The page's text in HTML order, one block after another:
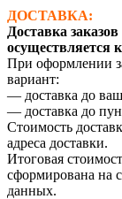
ДОСТАВКА:
Доставка
осуществляется
При оформлении
вариант:
— доставка до
— доставка до
Стоимость
адреса доставки.
Итоговая
сформирована на
данных.